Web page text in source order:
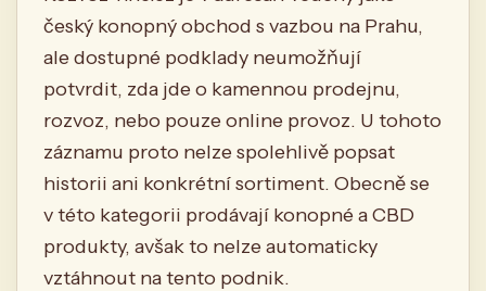
český konopný obchod s vazbou na Prahu,
ale dostupné podklady neumožňují
potvrdit, zda jde o kamennou prodejnu,
rozvoz, nebo pouze online provoz. U tohoto
záznamu proto nelze spolehlivě popsat
historii ani konkrétní sortiment. Obecně se
v této kategorii prodávají konopné a CBD
produkty, avšak to nelze automaticky
vztáhnout na tento podnik.